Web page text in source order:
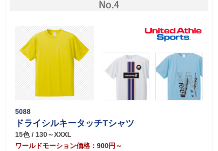
5088
ドライシルキータッチTシャツ
15色 / 130～XXXL
ワールドモーション価格：900円～